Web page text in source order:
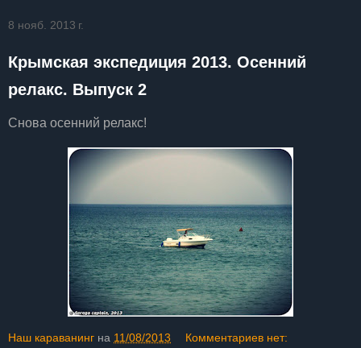
8 нояб. 2013 г.
Крымская экспедиция 2013. Осенний
релакс. Выпуск 2
Снова осенний релакс!
Наш караванинг на 11/08/2013 Комментариев нет: